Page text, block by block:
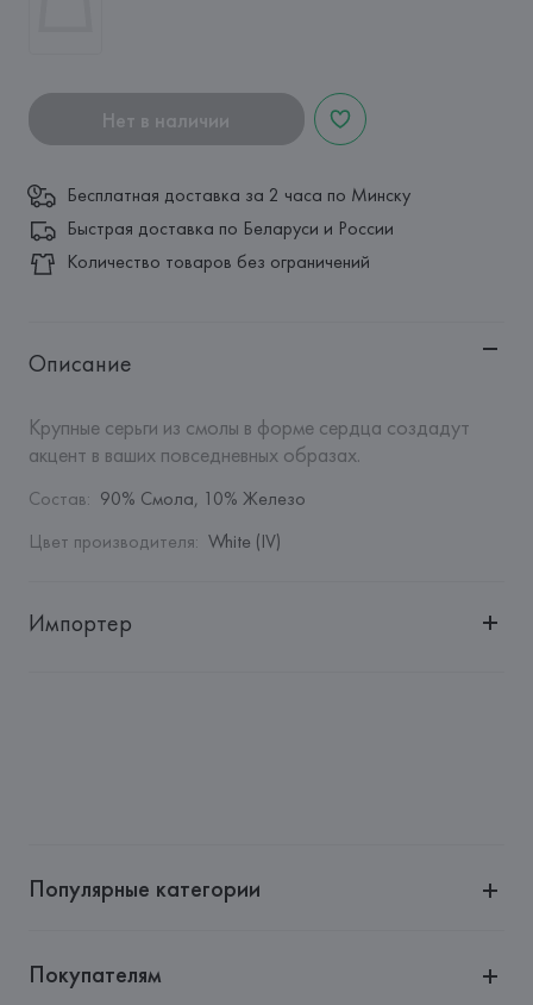
Нет в наличии
Бесплатная доставка за 2 часа по Минску
Быстрая доставка по Беларуси и России
Количество товаров без ограничений
Описание
Крупные серьги из смолы в форме сердца создадут
акцент в ваших повседневных образах.
Состав: 90% Смола, 10% Железо
Цвет производителя: White (IV)
Импортер
Страна происхождения товара:
Популярные категории
Покупателям